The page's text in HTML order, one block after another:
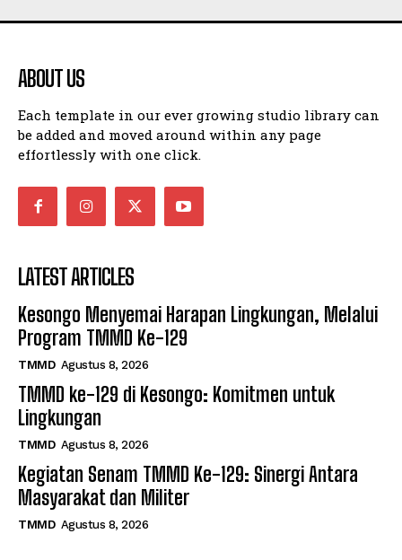
ABOUT US
Each template in our ever growing studio library can
be added and moved around within any page
effortlessly with one click.
LATEST ARTICLES
Kesongo Menyemai Harapan Lingkungan, Melalui
Program TMMD Ke-129
TMMD Agustus 8, 2026
TMMD ke-129 di Kesongo: Komitmen untuk
Lingkungan
TMMD Agustus 8, 2026
Kegiatan Senam TMMD Ke-129: Sinergi Antara
Masyarakat dan Militer
TMMD Agustus 8, 2026